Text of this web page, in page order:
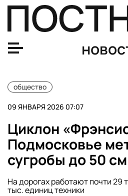
общество
09 ЯНВАРЯ 2026 07:07
Циклон
Подмосковье
сугробы до 50 см
На дорогах работают почти 29
тыс. единиц техники
Директор НАУРР Мудрова: